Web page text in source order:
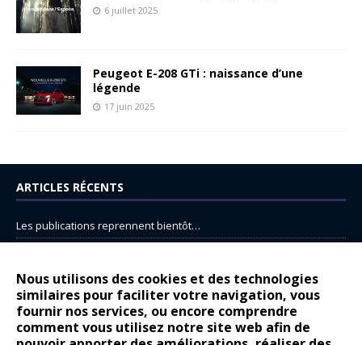
Nous utilisons des cookies et des technologies
similaires pour faciliter votre navigation, vous
fournir nos services, ou encore comprendre
comment vous utilisez notre site web afin de
6 juillet 2025
Peugeot E-208 GTi : naissance d’une
légende
17 juin 2025
ARTICLES RÉCENTS
Les publications reprennent bientôt…
14 juillet : nouveau film de marque pour Citroën
Renault Espace : voyage, voyage…
Peugeot E-208 GTi : naissance d’une légende